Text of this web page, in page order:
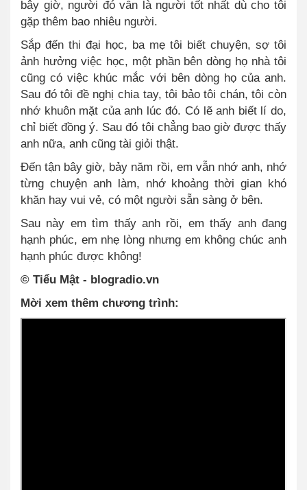
bây giờ, người đó vẫn là người tốt nhất dù cho tôi
gặp thêm bao nhiêu người.
Sắp đến thi đại học, ba mẹ tôi biết chuyện, sợ tôi
ảnh hưởng việc học, một phần bên dòng họ nhà tôi
cũng có việc khúc mắc với bên dòng họ của anh.
Sau đó tôi đề nghị chia tay, tôi bảo tôi chán, tôi còn
nhớ khuôn mặt của anh lúc đó. Có lẽ anh biết lí do,
chỉ biết đồng ý. Sau đó tôi chẳng bao giờ được thấy
anh nữa, anh cũng tài giỏi thật.
Đến tận bây giờ, bảy năm rồi, em vẫn nhớ anh, nhớ
từng chuyện anh làm, nhớ khoảng thời gian khó
khăn hay vui vẻ, có một người sẵn sàng ở bên.
Sau này em tìm thấy anh rồi, em thấy anh đang
hạnh phúc, em nhẹ lòng nhưng em không chúc anh
hạnh phúc được không!
© Tiểu Mật - blogradio.vn
Mời xem thêm chương trình: